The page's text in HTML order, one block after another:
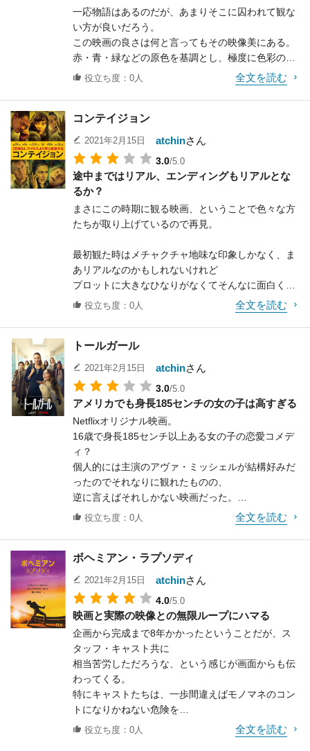
そう、やはりラブ・ストーリーは役者が良くないと
何も始まらない。
この二人、特に自分の好みという訳ではないのだ
が、とてもいい味を出していて、
レオン・ライ。
故郷に婚約者を残してきたのだが、物理的な距離が
そのまま精神的な距離に変わっていってしまう。
どこの国でも一緒だよなあ、と思いつつ、その過程
を見事に好演している。
片や同じ田舎から出てきたけれど、もっと野心的に
成功を目指すレイキウを演じる
マギー・チャン。あれ、どこかで見た顔だな、と思
ジャッキー・チェンの映画に出ていたことを思い出
した。
アクション・コメディーの彼女もいいけれど、繊細
な演技で見せる彼女も
この映画は、通常の物語のラストに加え、おまけと
も言える
二重のラスト・シーンが用意されている。
これから共に歩いていこうとする人との出会いは運
命的なものと言えなくもない。
そんな人たちというのは、もしかしたら人生のどこ
かで出会っていることが
あるかもしれない。出会ってから結ばれるまでに、
何度かすれ違いを繰り返すものの、
もしかしたらそれ以前からすでにすれ違いを起こし
ているのかもしれない。
そんなことを思い起こさせてくれるような、思わず
ンと言えるだろう。
みたいに、要するにプロットがしっかりとしている
のだ。
またわざとチープな表現をしているようなところも
あり、B級ホラー映画への愛情も
どことなく感じることができる。
るとか、変な世界へ行ってしまうとか、
それだけ聞くとちょっとどうなの、と言いたくなる
ような話でも、そこにいくまでの過程であったり、
周りの人間関係がしっかりとしているため、面白く
観れてしまう映画がたくさんある。この映画もそう
いう意味では隠れた良作と言えるだろう。
あと、個人的には主人公のタイッサ・ファーミガが
なんだ、そういうことか、と突っ込まれそうだ
が……
一応物語はあるのだが、あまりそこに囚われて観な
い方が良いだろう。
この映画の良さは何と言ってもその映像美にある。
赤・青・緑などの原色を基調とし、極度に色彩のコ
ントラストをつけた画作りは、
外連味たっぷりで、観客を問答無用に異世界にブチ
込んでしまう事に成功している。
その他異様な影や大きな怖い男、また酒場でのダン
スや鏡を反射させる老婆など、
おそらく細かい意味などは何もないのだが、不気味
で怖がらせることだけを
目的とした過剰なまでの恐怖演出がこの映画では数
多くなされており、
とにかく怖い、というホラー映画の至上命題を達成
することに大きく貢献している。
いの、と思わせるような、
そんな演出が満載なのだ。
怖いと言えばゴブリンの演奏するあの有名なテーマ
たときは、泣きたくなる思いだった。
この映画の前に作った「サスペリア2」（日本では
公開が後だったので、「2」とつけられてしまっ
た）や
この映画の2本後の「シャドー」などが個人的には
好みであり、
世界観の構築という意味では非常に高い完成度を誇
る映画群だ。
ただ最近ではもうこの頃の様な作品にはお目にかか
れず、寂しい思いをしているのだが
それは私だけではないはずだ。
役立ち度：0人 全文を読む
コンテイジョン
2021年2月15日 atchinさん
3.0/5.0
途中まではリアル、エンディングもリアルとな
るか？
まさにこの時期に観る映画、ということで色々な方
たちが取り上げているので再見。
最初観た時はメチャクチャ地味な印象しかなく、ま
あリアルなのかもしれないけれど
プロットに大きなひなりがなくてそんなに面白くは
ないかな、などと思っていたが、
その後のコロナ禍の状況などを見ていると一見の価
値はあるかもしれない、
と自分の中では再評価することとなった。
やはりウィルス感染が一気にドバッと広がっていか
ず、徐々に徐々に広がっていく様子は
なかなかリアルである。
また、レンギョウという植物がこのウィルスに効
く、などというデマが流れ、
市民が奔走するところなども、リアルと思わざるを
えず、コロナも一時は花崗岩がいいとかいう話があ
ったことを思い出した。
そういえばSARSの時はヤクルトが効く、なんて話
もあった。
大衆が動いていく様子の描き方はなかなか秀逸であ
ると感じた。
映画ではワクチン開発と共にあっという間に事態が
収束していく。
またウィルスが伝播していく様子も最後に描かれて
おり、非常に納得のいく作りとなっている。
現実の世界でもこの映画のように問題が解決してく
れればいいのだが。
役立ち度：0人 全文を読む
トールガール
2021年2月15日 atchinさん
3.0/5.0
アメリカでも身長185センチの女の子は高すぎる
Netflixオリジナル映画。
16歳で身長185センチ以上ある女の子の恋愛コメデ
ィ？
個人的には主演のアヴァ・ミッシェルが結構好みだ
ったのでそれなりに観れたものの、
逆に言えばそれしかない映画だった。
アヴァのお姉さんは身長も含めて完璧な美人という
設定らしいが、そうは見えなかったり、あまりにデ
カすぎる彼女を敬遠する周りの人間たちに反し、昔
からそばにいて
彼女を好きだ、と言ってくる男の子の魅力があまり
うまく表現できていなかったりと、
消化不良感が拭えなかった。
後で知ったことだが、主演のデカ女であるアヴァ・
ミッシェルはダンサーであり、
You Tubeにいくつか動画がのっていた。だったらこ
ういう彼女の特技というか、
アピール・ポイントをうまく映画に生かせば良かっ
たのに、と非常に残念に感じた。
高身長女と低身長男の話という事で言えば2002年に
ドラマとなった「君を見上げて」
役立ち度：0人 全文を読む
ボヘミアン・ラプソディ
2021年2月15日 atchinさん
4.0/5.0
映画と実際の映像との無限ループにハマる
企画から完成まで8年かかったということだが、ス
タッフ・キャスト共に
相当苦労しただろうな、という感じが画面からも伝
わってくる。
特にキャストたちは、一歩間違えばモノマネのコン
トになりかねない危険を
はらんでいた訳で、そこを乗り越えてここまでのも
役立ち度：0人 全文を読む